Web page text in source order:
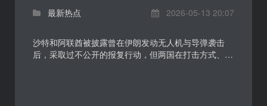
最新热点 2026-05-13 20:07
沙特和阿联酋被披露曾在伊朗发动无人机与导弹袭击
后，采取过不公开的报复行动，但两国在打击方式、政